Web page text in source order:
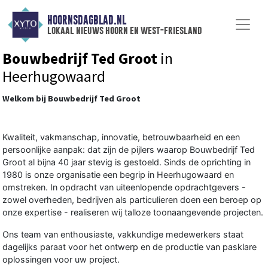
HOORNSDAGBLAD.NL
lokaal nieuws hoorn en west-friesland
Bouwbedrijf Ted Groot in
Heerhugowaard
Welkom bij Bouwbedrijf Ted Groot
Kwaliteit, vakmanschap, innovatie, betrouwbaarheid en een
persoonlijke aanpak: dat zijn de pijlers waarop Bouwbedrijf Ted
Groot al bijna 40 jaar stevig is gestoeld. Sinds de oprichting in
1980 is onze organisatie een begrip in Heerhugowaard en
omstreken. In opdracht van uiteenlopende opdrachtgevers -
zowel overheden, bedrijven als particulieren doen een beroep op
onze expertise - realiseren wij talloze toonaangevende projecten.
Ons team van enthousiaste, vakkundige medewerkers staat
dagelijks paraat voor het ontwerp en de productie van pasklare
oplossingen voor uw project.